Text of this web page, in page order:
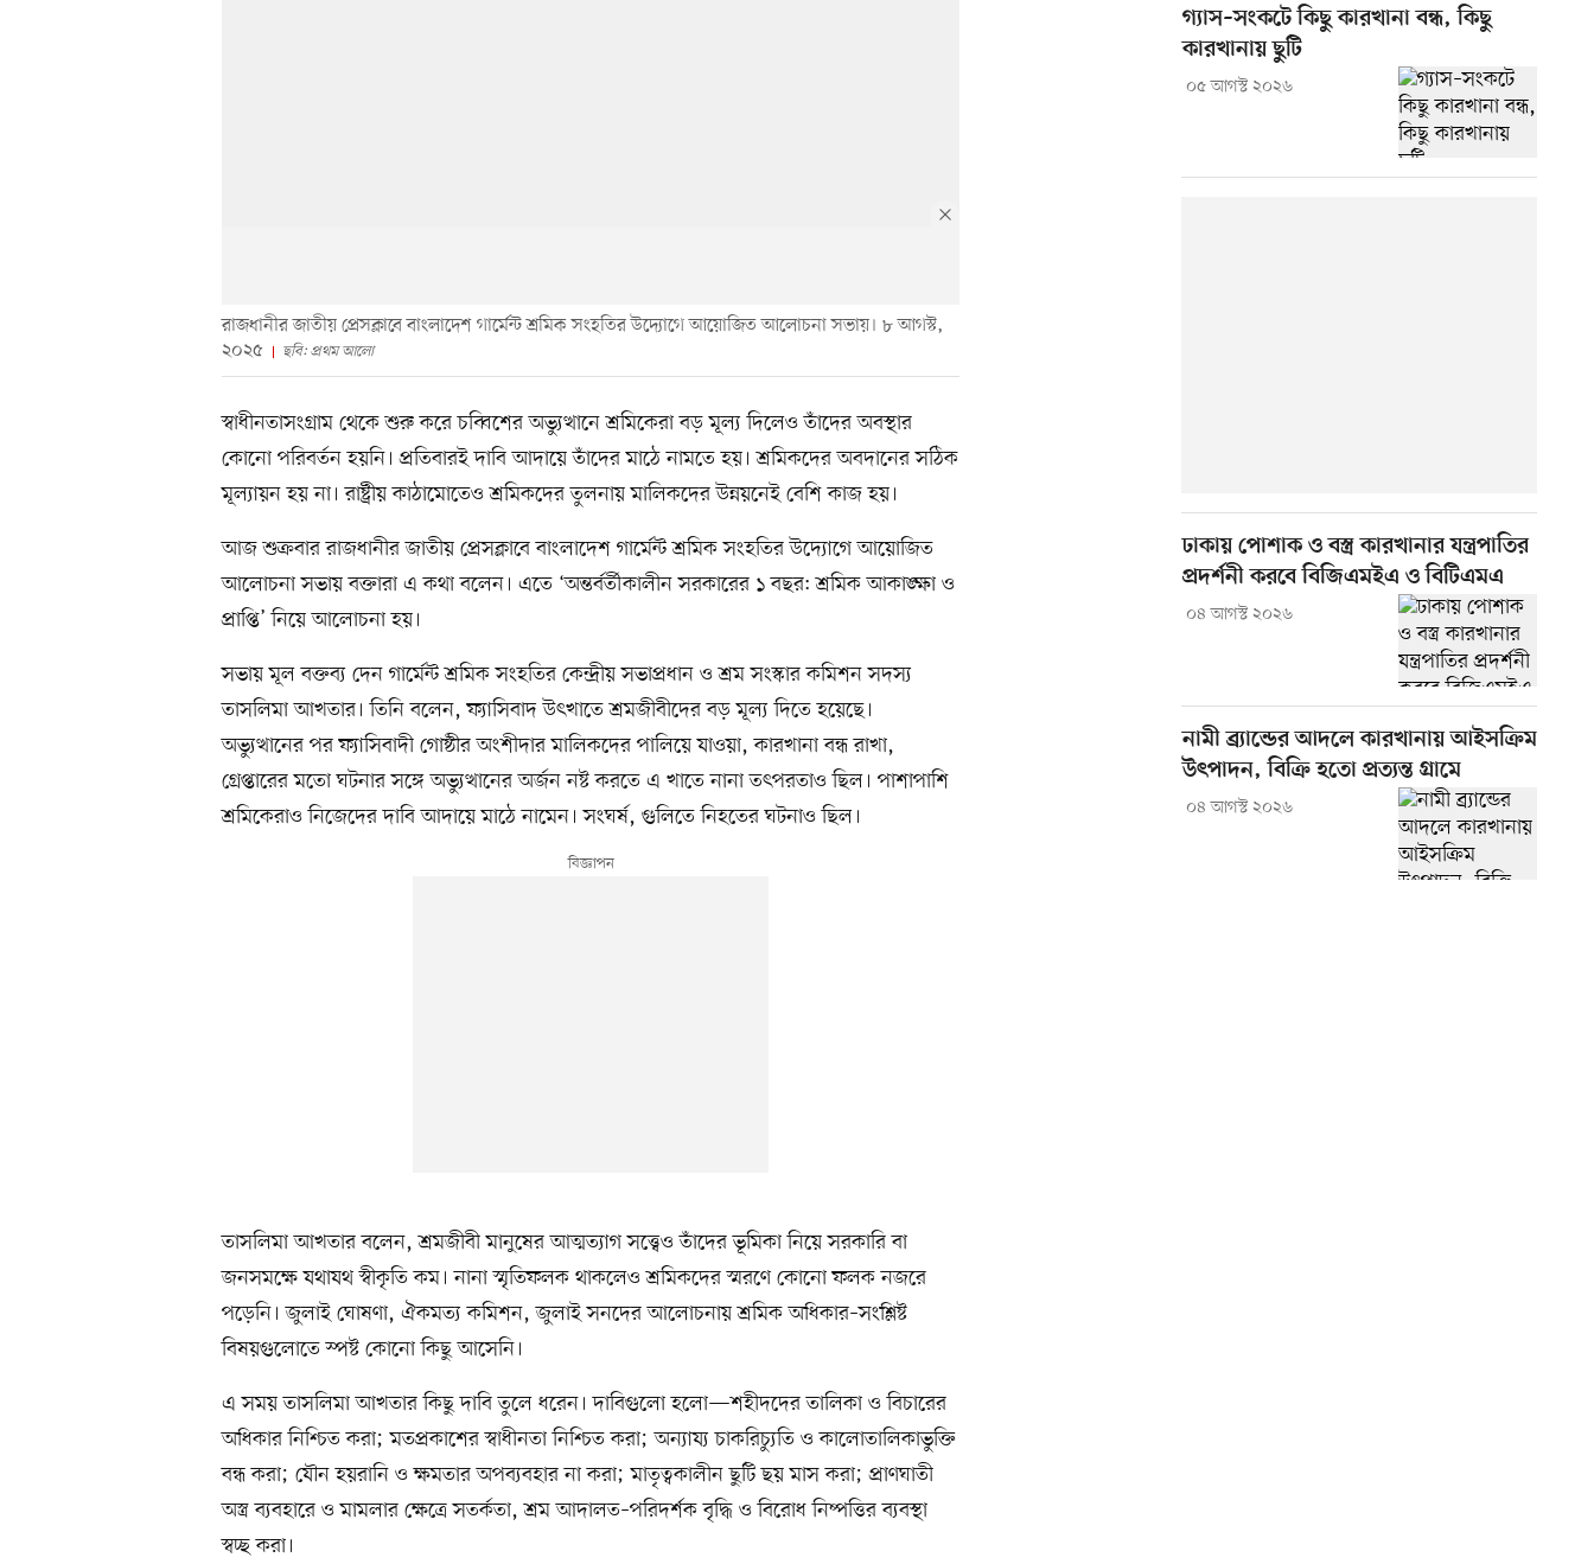
রাজধানীর জাতীয় প্রেসক্লাবে বাংলাদেশ গার্মেন্ট শ্রমিক সংহতির উদ্যোগে আয়োজিত আলোচনা সভায়। ৮ আগস্ট,
২০২৫
ছবি: প্রথম আলো
স্বাধীনতাসংগ্রাম থেকে শুরু করে চব্বিশের অভ্যুত্থানে শ্রমিকেরা বড় মূল্য দিলেও তাঁদের অবস্থার
কোনো পরিবর্তন হয়নি। প্রতিবারই দাবি আদায়ে তাঁদের মাঠে নামতে হয়। শ্রমিকদের অবদানের সঠিক
মূল্যায়ন হয় না। রাষ্ট্রীয় কাঠামোতেও শ্রমিকদের তুলনায় মালিকদের উন্নয়নেই বেশি কাজ হয়।
আজ শুক্রবার রাজধানীর জাতীয় প্রেসক্লাবে বাংলাদেশ গার্মেন্ট শ্রমিক সংহতির উদ্যোগে আয়োজিত
আলোচনা সভায় বক্তারা এ কথা বলেন। এতে ‘অন্তর্বর্তীকালীন সরকারের ১ বছর: শ্রমিক আকাঙ্ক্ষা ও
প্রাপ্তি’ নিয়ে আলোচনা হয়।
সভায় মূল বক্তব্য দেন গার্মেন্ট শ্রমিক সংহতির কেন্দ্রীয় সভাপ্রধান ও শ্রম সংস্কার কমিশন সদস্য
তাসলিমা আখতার। তিনি বলেন, ফ্যাসিবাদ উৎখাতে শ্রমজীবীদের বড় মূল্য দিতে হয়েছে।
অভ্যুত্থানের পর ফ্যাসিবাদী গোষ্ঠীর অংশীদার মালিকদের পালিয়ে যাওয়া, কারখানা বন্ধ রাখা,
গ্রেপ্তারের মতো ঘটনার সঙ্গে অভ্যুত্থানের অর্জন নষ্ট করতে এ খাতে নানা তৎপরতাও ছিল। পাশাপাশি
শ্রমিকেরাও নিজেদের দাবি আদায়ে মাঠে নামেন। সংঘর্ষ, গুলিতে নিহতের ঘটনাও ছিল।
তাসলিমা আখতার বলেন, শ্রমজীবী মানুষের আত্মত্যাগ সত্ত্বেও তাঁদের ভূমিকা নিয়ে সরকারি বা
জনসমক্ষে যথাযথ স্বীকৃতি কম। নানা স্মৃতিফলক থাকলেও শ্রমিকদের স্মরণে কোনো ফলক নজরে
পড়েনি। জুলাই ঘোষণা, ঐকমত্য কমিশন, জুলাই সনদের আলোচনায় শ্রমিক অধিকার–সংশ্লিষ্ট
বিষয়গুলোতে স্পষ্ট কোনো কিছু আসেনি।
এ সময় তাসলিমা আখতার কিছু দাবি তুলে ধরেন। দাবিগুলো হলো—শহীদদের তালিকা ও বিচারের
অধিকার নিশ্চিত করা; মতপ্রকাশের স্বাধীনতা নিশ্চিত করা; অন্যায্য চাকরিচ্যুতি ও কালোতালিকাভুক্তি
বন্ধ করা; যৌন হয়রানি ও ক্ষমতার অপব্যবহার না করা; মাতৃত্বকালীন ছুটি ছয় মাস করা; প্রাণঘাতী
অস্ত্র ব্যবহারে ও মামলার ক্ষেত্রে সতর্কতা, শ্রম আদালত–পরিদর্শক বৃদ্ধি ও বিরোধ নিষ্পত্তির ব্যবস্থা
স্বচ্ছ করা।
গ্যাস–সংকটে কিছু কারখানা বন্ধ, কিছু
কারখানায় ছুটি
০৫ আগস্ট ২০২৬
ঢাকায় পোশাক ও বস্ত্র কারখানার যন্ত্রপাতির
প্রদর্শনী করবে বিজিএমইএ ও বিটিএমএ
০৪ আগস্ট ২০২৬
নামী ব্র্যান্ডের আদলে কারখানায় আইসক্রিম
উৎপাদন, বিক্রি হতো প্রত্যন্ত গ্রামে
০৪ আগস্ট ২০২৬